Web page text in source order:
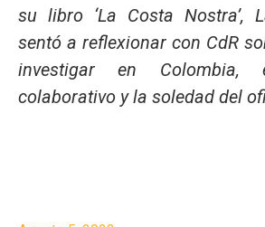
su libro ‘La Costa Nostra’,
sentó a reflexionar con CdR
investigar en Colombia,
colaborativo y la soledad del